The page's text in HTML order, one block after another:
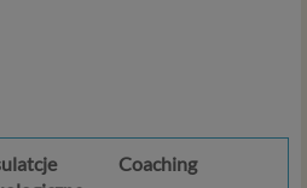
Coaching
Aby móc pokazać
reklamowe (np. produktu lub
potrzebować) reklamodawcy
dobrowolne, i jeśli nie chcesz,
Dzięki naszemu rozwiązaniu